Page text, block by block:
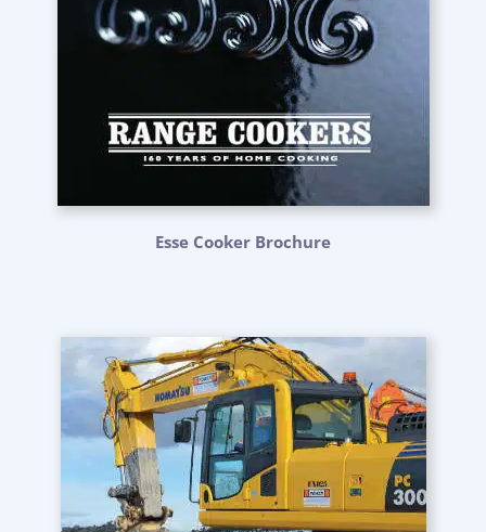
Esse Cooker Brochure